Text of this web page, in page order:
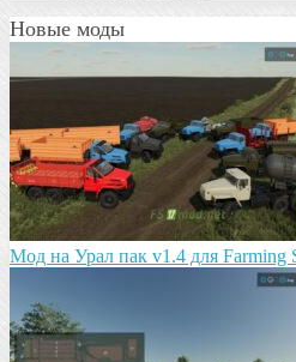
Новые моды
Мод на Урал пак v1.4 для Farming